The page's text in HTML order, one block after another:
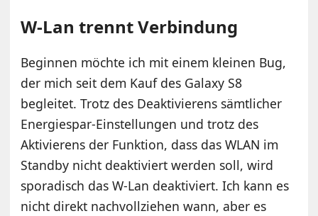
W-Lan trennt Verbindung
Beginnen möchte ich mit einem kleinen Bug,
der mich seit dem Kauf des Galaxy S8
begleitet. Trotz des Deaktivierens sämtlicher
Energiespar-Einstellungen und trotz des
Aktivierens der Funktion, dass das WLAN im
Standby nicht deaktiviert werden soll, wird
sporadisch das W-Lan deaktiviert. Ich kann es
nicht direkt nachvollziehen wann, aber es